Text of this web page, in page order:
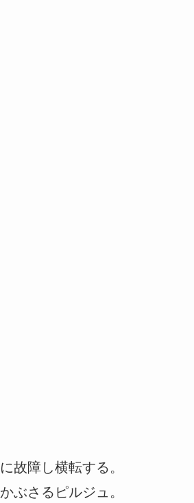
故障し横転する。
ぶさるピルジュ。